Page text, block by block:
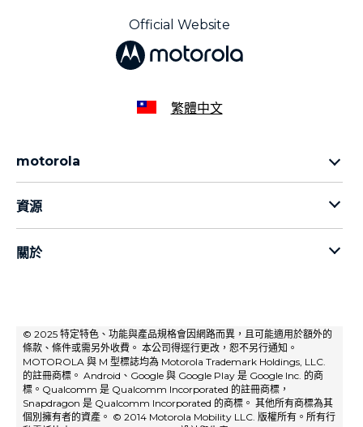
Official Website
繁體中文
motorola
Motorola edge 系列
資源
moto mods
關於
隱私政策
產品隱私權政策
© 2025 特定特色、功能與產品規格會因網路而異，且可能適用於額外的
條款、條件或需另外收費。 本公司得逕行更改，恕不另行通知。
MOTOROLA 與 M 型標誌均為 Motorola Trademark Holdings, LLC.
的註冊商標。 Android、Google 與 Google Play 是 Google Inc. 的商
標。Qualcomm 是 Qualcomm Incorporated 的註冊商標，
Snapdragon 是 Qualcomm Incorporated 的商標。 其他所有商標為其
個別擁有者的資產。 © 2014 Motorola Mobility LLC. 版權所有。所有行